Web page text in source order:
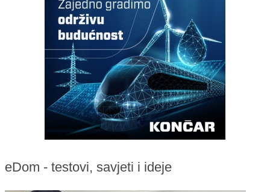
eDom - testovi, savjeti i ideje